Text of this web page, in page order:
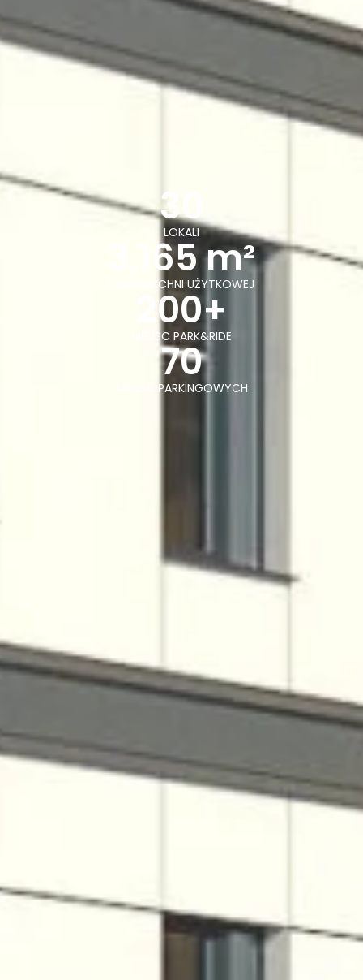
LOKALI
30
POWIERZCHNI UŻYTKOWEJ
3,165 m²
MIEJSC PARK&RIDE
200+
MIEJSC PARKINGOWYCH
70